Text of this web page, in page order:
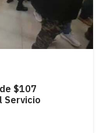
$107
Servicio